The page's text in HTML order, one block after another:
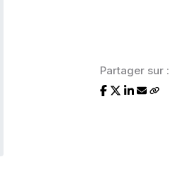
Partager sur :